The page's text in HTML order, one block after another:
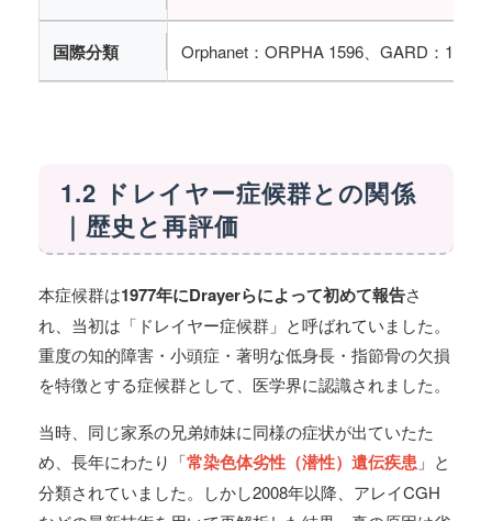
国際分類 Orphanet：ORPHA 1596、GARD：16572
1.2 ドレイヤー症候群との関係
｜歴史と再評価
本症候群は1977年にDrayerらによって初めて報告さ
れ、当初は「ドレイヤー症候群」と呼ばれていました。
重度の知的障害・小頭症・著明な低身長・指節骨の欠損
を特徴とする症候群として、医学界に認識されました。
当時、同じ家系の兄弟姉妹に同様の症状が出ていたた
め、長年にわたり「常染色体劣性（潜性）遺伝疾患 」と
分類されていました。しかし2008年以降、アレイCGH